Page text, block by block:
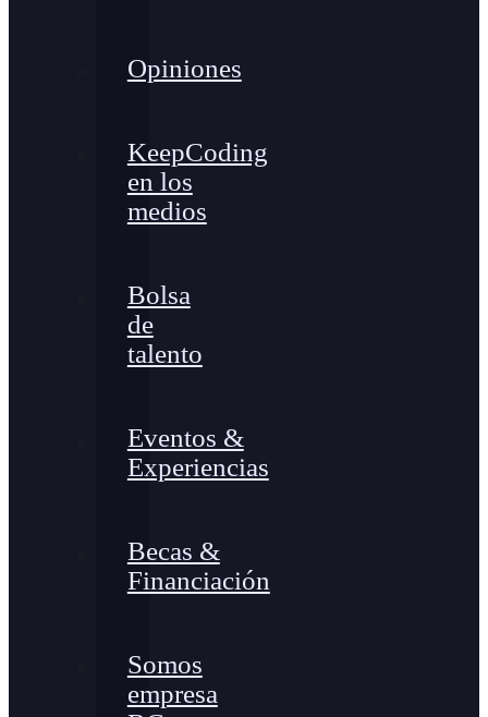
Opiniones
KeepCoding
en los
medios
Bolsa
de
talento
Eventos &
Experiencias
Becas &
Financiación
Somos
empresa